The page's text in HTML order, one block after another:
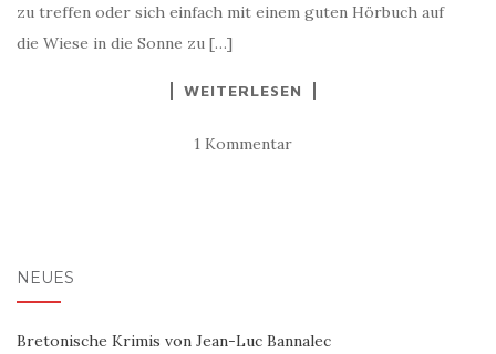
zu treffen oder sich einfach mit einem guten Hörbuch auf
die Wiese in die Sonne zu […]
WEITERLESEN
1 Kommentar
NEUES
Bretonische Krimis von Jean-Luc Bannalec